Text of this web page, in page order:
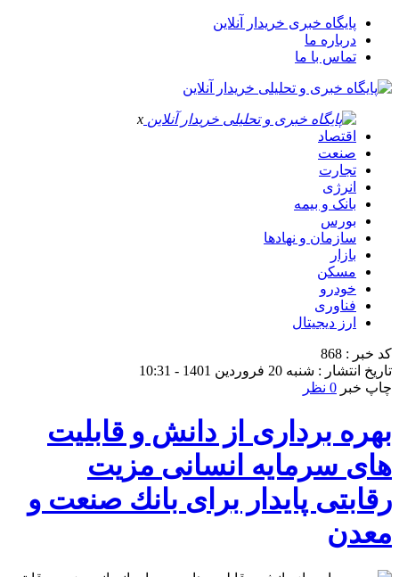
پایگاه خبری خریدار آنلاین
درباره ما
تماس با ما
x
اقتصاد
صنعت
تجارت
انرژی
بانک و بیمه
بورس
سازمان و نهادها
بازار
مسکن
خودرو
فناوری
ارز دیجیتال
کد خبر : 868
تاریخ انتشار : شنبه 20 فروردین 1401 - 10:31
چاپ خبر 0 نظر
بهره برداری از دانش و قابلیت
های سرمایه انسانی مزیت
رقابتی پایدار برای بانك صنعت و
معدن